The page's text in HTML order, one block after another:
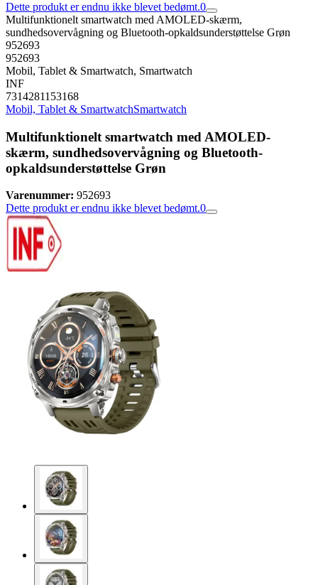
Dette produkt er endnu ikke blevet bedømt.0
Multifunktionelt smartwatch med AMOLED-skærm,
sundhedsovervågning og Bluetooth-opkaldsunderstøttelse Grøn
952693
952693
Mobil, Tablet & Smartwatch, Smartwatch
INF
7314281153168
Mobil, Tablet & SmartwatchSmartwatch
Multifunktionelt smartwatch med AMOLED-
skærm, sundhedsovervågning og Bluetooth-
opkaldsunderstøttelse Grøn
Varenummer: 952693
Dette produkt er endnu ikke blevet bedømt.0